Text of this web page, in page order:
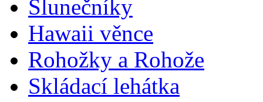
Slunečníky
Hawaii věnce
Rohožky a Rohože
Skládací lehátka